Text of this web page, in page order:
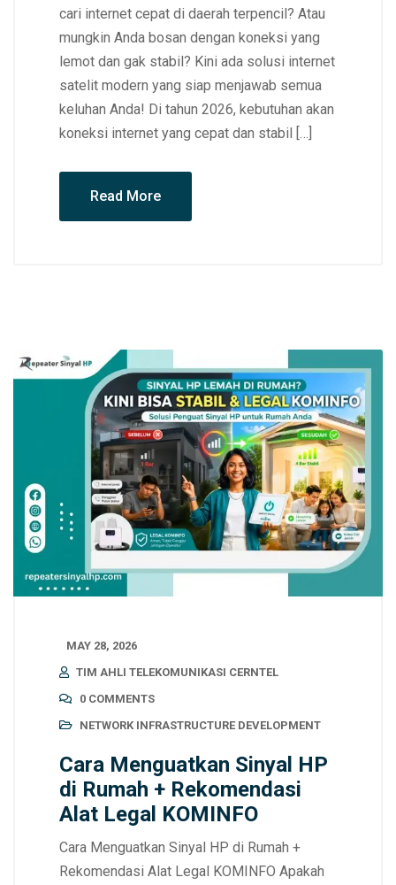
cari internet cepat di daerah terpencil? Atau
mungkin Anda bosan dengan koneksi yang
lemot dan gak stabil? Kini ada solusi internet
satelit modern yang siap menjawab semua
keluhan Anda! Di tahun 2026, kebutuhan akan
koneksi internet yang cepat dan stabil […]
Read More
MAY 28, 2026
TIM AHLI TELEKOMUNIKASI CERNTEL
0 COMMENTS
NETWORK INFRASTRUCTURE DEVELOPMENT
Cara Menguatkan Sinyal HP
di Rumah + Rekomendasi
Alat Legal KOMINFO
Cara Menguatkan Sinyal HP di Rumah +
Rekomendasi Alat Legal KOMINFO Apakah